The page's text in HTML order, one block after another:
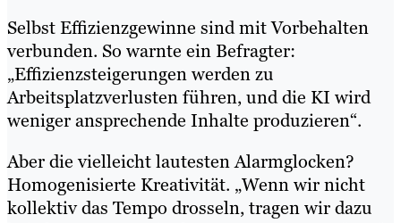
Selbst Effizienzgewinne sind mit Vorbehalten
verbunden. So warnte ein Befragter:
„Effizienzsteigerungen werden zu
Arbeitsplatzverlusten führen, und die KI wird
weniger ansprechende Inhalte produzieren“.
Aber die vielleicht lautesten Alarmglocken?
Homogenisierte Kreativität. „Wenn wir nicht
kollektiv das Tempo drosseln, tragen wir dazu